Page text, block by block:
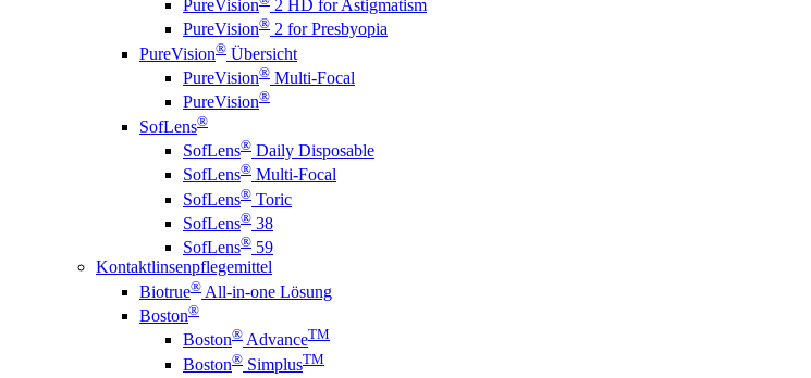
PureVision
2 HD for Astigmatism
PureVision® 2 for Presbyopia
PureVision® Übersicht
PureVision® Multi-Focal
PureVision®
SofLens®
SofLens® Daily Disposable
SofLens® Multi-Focal
SofLens® Toric
SofLens® 38
SofLens® 59
Kontaktlinsenpflegemittel
Biotrue® All-in-one Lösung
Boston®
Boston® AdvanceTM
Boston® SimplusTM